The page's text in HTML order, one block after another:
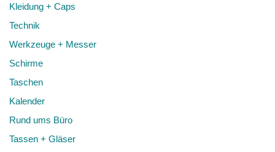
Kleidung + Caps
Technik
Werkzeuge + Messer
Schirme
Taschen
Kalender
Rund ums Büro
Tassen + Gläser